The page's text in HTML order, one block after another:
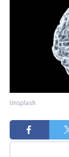
Unsplash